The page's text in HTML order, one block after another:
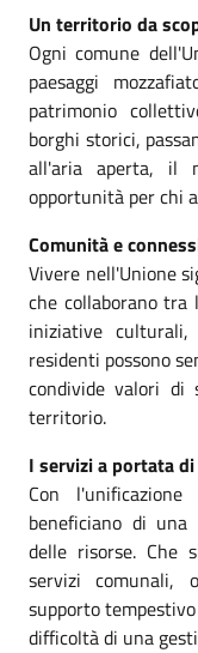
Un territorio da
Ogni comune
paesaggi
patrimonio
borghi storici,
all'aria aperta, il
opportunità per chi
Comunità e
Vivere nell'Unione
che collaborano
iniziative
residenti possono
condivide valori di
territorio.
I servizi a portata
Con
beneficiano di
delle risorse.
servizi comunali,
supporto
difficoltà di una